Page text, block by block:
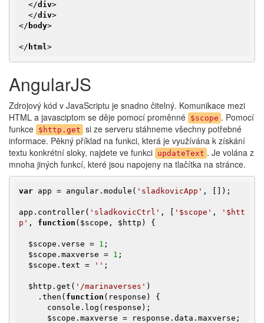
</div>
</div>
</ body>
</ html >
AngularJS
Zdrojový kód v JavaScriptu je snadno čitelný. Komunikace mezi
HTML a javasciptom se děje pomocí proměnné $scope . Pomocí
funkce $http.get si ze serveru stáhneme všechny potřebné
informace. Pěkný příklad na funkci, která je využívána k získání
textu konkrétní sloky, najdete ve funkci updateText . Je volána z
mnoha jiných funkcí, které jsou napojeny na tlačítka na stránce.
var app = angular.module( 'sladkovicApp' , []);
app.controller( 'sladkovicCtrl' , [ '$scope' ,
'$htt
p' , function ( $scope , $http ) {
$scope .verse = 1 ;
$scope .maxverse = 1 ;
$scope .text = '' ;
$http .get( '/marinaverses' )
    .then(
function (response)
{
$scope .maxverse = response.data.maxverse;